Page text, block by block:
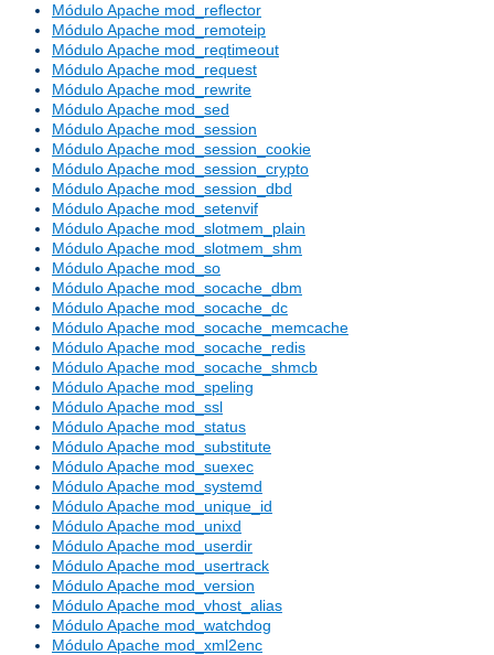
Módulo Apache mod_reflector
Módulo Apache mod_remoteip
Módulo Apache mod_reqtimeout
Módulo Apache mod_request
Módulo Apache mod_rewrite
Módulo Apache mod_sed
Módulo Apache mod_session
Módulo Apache mod_session_cookie
Módulo Apache mod_session_crypto
Módulo Apache mod_session_dbd
Módulo Apache mod_setenvif
Módulo Apache mod_slotmem_plain
Módulo Apache mod_slotmem_shm
Módulo Apache mod_so
Módulo Apache mod_socache_dbm
Módulo Apache mod_socache_dc
Módulo Apache mod_socache_memcache
Módulo Apache mod_socache_redis
Módulo Apache mod_socache_shmcb
Módulo Apache mod_speling
Módulo Apache mod_ssl
Módulo Apache mod_status
Módulo Apache mod_substitute
Módulo Apache mod_suexec
Módulo Apache mod_systemd
Módulo Apache mod_unique_id
Módulo Apache mod_unixd
Módulo Apache mod_userdir
Módulo Apache mod_usertrack
Módulo Apache mod_version
Módulo Apache mod_vhost_alias
Módulo Apache mod_watchdog
Módulo Apache mod_xml2enc